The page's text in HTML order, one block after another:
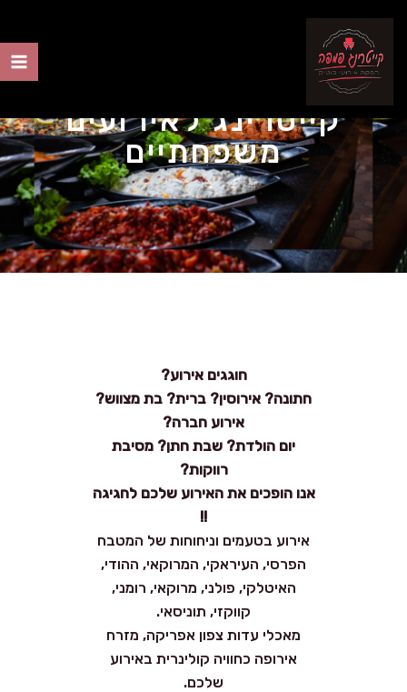
קייטרינג לאירועים
משפחתיים
חוגגים אירוע?
חתונה? אירוסין? ברית? בת מצווש?
אירוע חברה?
יום הולדת? שבת חתן? מסיבת
רווקות?
אנו הופכים את האירוע שלכם לחגיגה
!!
אירוע בטעמים וניחוחות של המטבח
הפרסי, העיראקי, המרוקאי, ההודי,
האיטלקי, פולני, מרוקאי, רומני,
קווקזי, תוניסאי.
מאכלי עדות צפון אפריקה, מזרח
אירופה כחוויה קולינרית באירוע
שלכם.